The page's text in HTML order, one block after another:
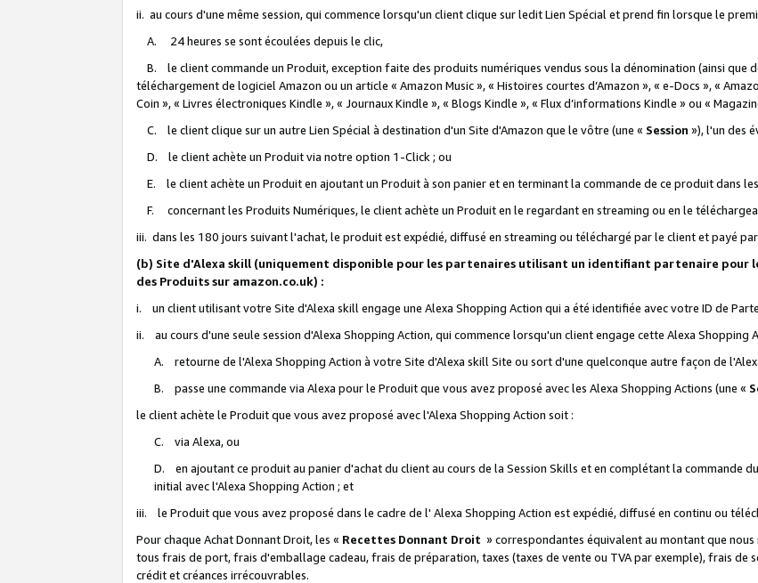
ii. au cours d'une même session, qui commence lorsqu'un client clique sur ledit Lien Spécial et prend fin lorsque le
A. 24 heures se sont écoulées depuis le clic,
B. le client commande un Produit, exception faite des produits numériques vendus sous la dénomination (ainsi que
téléchargement de logiciel Amazon ou un article « Amazon Music », « Histoires courtes d’Amazon », « e-Docs », «
Coin », « Livres électroniques Kindle », « Journaux Kindle », « Blogs Kindle », « Flux d’informations Kindle » ou «
C. le client clique sur un autre Lien Spécial à destination d'un Site d'Amazon que le vôtre (une « Session »), l'un des
D. le client achète un Produit via notre option 1-Click ; ou
E. le client achète un Produit en ajoutant un Produit à son panier et en terminant la commande de ce produit dans
F. concernant les Produits Numériques, le client achète un Produit en le regardant en streaming ou en le
iii. dans les 180 jours suivant l'achat, le produit est expédié, diffusé en streaming ou téléchargé par le client et payé
(b) Site d'Alexa skill (uniquement disponible pour les partenaires utilisant un identifiant partenaire pour
des Produits sur amazon.co.uk) :
i. un client utilisant votre Site d'Alexa skill engage une Alexa Shopping Action qui a été identifiée avec votre ID de
ii. au cours d'une seule session d'Alexa Shopping Action, qui commence lorsqu'un client engage cette Alexa Shopping
A. retourne de l'Alexa Shopping Action à votre Site d'Alexa skill Site ou sort d'une quelconque autre façon de
B. passe une commande via Alexa pour le Produit que vous avez proposé avec les Alexa Shopping Actions (une «
le client achète le Produit que vous avez proposé avec l'Alexa Shopping Action soit :
C. via Alexa, ou
D. en ajoutant ce produit au panier d'achat du client au cours de la Session Skills et en complétant la commande
initial avec l'Alexa Shopping Action ; et
iii. le Produit que vous avez proposé dans le cadre de l' Alexa Shopping Action est expédié, diffusé en continu ou
Pour chaque Achat Donnant Droit, les « Recettes Donnant Droit » correspondantes équivalent au montant que
tous frais de port, frais d'emballage cadeau, frais de préparation, taxes (taxes de vente ou TVA par exemple), frais de
crédit et créances irrécouvrables.